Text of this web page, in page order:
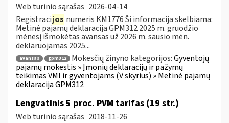
Web turinio sąrašas 2026-04-14
Registracijos numeris KM1776 Ši informacija skelbiama:
Metinė pajamų deklaracija GPM312 2025 m. gruodžio
mėnesį išmokėtas avansas už 2026 m. sausio mėn.
deklaruojamas 2025...
avansas gpm312 Mokesčių žinyno kategorijos:Gyventojų
pajamų mokestis » Įmonių deklaracijų ir pažymų
teikimas VMI ir gyventojams (V skyrius) » Metinė pajamų
deklaracija GPM312
Lengvatinis 5 proc. PVM tarifas (19 str.)
Web turinio sąrašas 2018-11-26